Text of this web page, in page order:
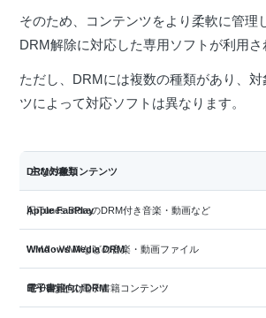
そのため、コンテンツをより柔軟に管理
DRM解除に対応した専用ソフトが利用さ
ただし、DRMには複数の種類があり、
ツによって対応ソフトは異なります。
DRMの種類
主な対象コンテンツ
Apple FairPlay
旧iTunes StoreのDRM付き音楽・動画など
Windows Media DRM
WMA・WMVなどの音楽・動画ファイル
電子書籍向けDRM
EPUBなどの電子書籍コンテンツ